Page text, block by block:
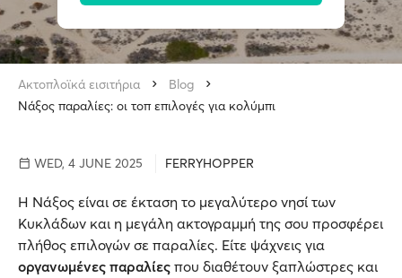
Ακτοπλοϊκά εισιτήρια
Blog
Νάξος παραλίες: οι τοπ επιλογές για κολύμπι
WED, 4 JUNE 2025 FERRYHOPPER
Η Νάξος είναι σε έκταση το μεγαλύτερο νησί των
Κυκλάδων και η μεγάλη ακτογραμμή της σου προσφέρει
πλήθος επιλογών σε παραλίες. Είτε ψάχνεις για
οργανωμένες παραλίες που διαθέτουν ξαπλώστρες και